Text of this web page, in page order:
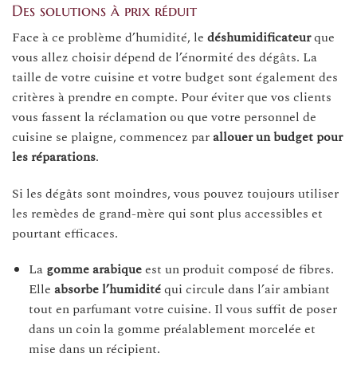
Des solutions à prix réduit
Face à ce problème d’humidité, le déshumidificateurque
vous allez choisir dépend de l’énormité des dégâts. La
taille de votre cuisine et votre budget sont également des
critères à prendre en compte. Pour éviter que vos clients
vous fassent la réclamation ou que votre personnel de
cuisine se plaigne, commencez parallouer un budget pour
les réparations.
Si les dégâts sont moindres, vous pouvez toujours utiliser
les remèdes de grand-mère qui sont plus accessibles et
pourtant efficaces.
La gomme arabiqueest un produit composé de fibres.
Elle absorbe l’humiditéqui circule dans l’air ambiant
tout en parfumant votre cuisine. Il vous suffit de poser
dans un coin la gomme préalablement morcelée et
mise dans un récipient.